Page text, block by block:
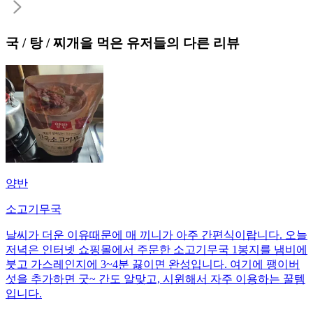
국 / 탕 / 찌개 을 먹은 유저들의 다른 리뷰
양반
소고기무국
날씨가 더운 이유때문에 매 끼니가 아주 간편식이랍니다. 오늘
저녁은 인터넷 쇼핑몰에서 주문한 소고기무국 1봉지를 냄비에
붓고 가스레인지에 3~4분 끓이면 완성입니다. 여기에 팽이버
섯을 추가하면 굿~ 간도 알맞고, 시윈해서 자주 이용하는 꿀템
입니다.